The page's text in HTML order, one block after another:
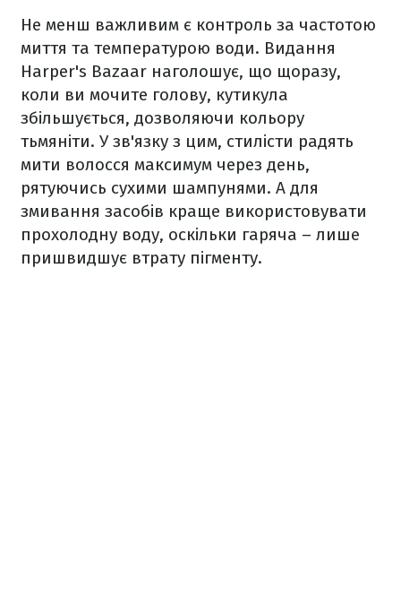
Не менш важливим є контроль за частотою
миття та температурою води. Видання
Harper's Bazaar наголошує, що щоразу,
коли ви мочите голову, кутикула
збільшується, дозволяючи кольору
тьмяніти. У зв'язку з цим, стилісти радять
мити волосся максимум через день,
рятуючись сухими шампунями. А для
змивання засобів краще використовувати
прохолодну воду, оскільки гаряча – лише
пришвидшує втрату пігменту.